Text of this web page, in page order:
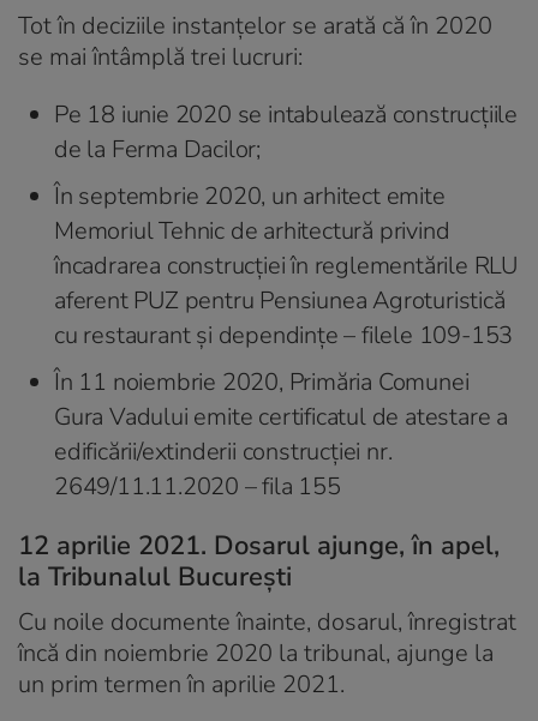
Tot în deciziile instanțelor se arată că în 2020
se mai întâmplă trei lucruri:
Pe 18 iunie 2020 se intabulează construcțiile
de la Ferma Dacilor;
În septembrie 2020, un arhitect emite
Memoriul Tehnic de arhitectură privind
încadrarea construcţiei în reglementările RLU
aferent PUZ pentru Pensiunea Agroturistică
cu restaurant şi dependinţe – filele 109-153
În 11 noiembrie 2020, Primăria Comunei
Gura Vadului emite certificatul de atestare a
edificării/extinderii construcției nr.
2649/11.11.2020 – fila 155
12 aprilie 2021. Dosarul ajunge, în apel,
la Tribunalul București
Cu noile documente înainte, dosarul, înregistrat
încă din noiembrie 2020 la tribunal, ajunge la
un prim termen în aprilie 2021.